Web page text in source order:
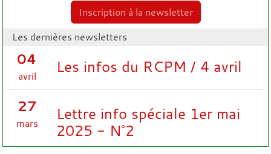
Inscription à la newsletter
Les dernières newsletters
04
avril Les infos du RCPM / 4 avril
27
mars
Lettre info spéciale 1er mai
2025 - N°2